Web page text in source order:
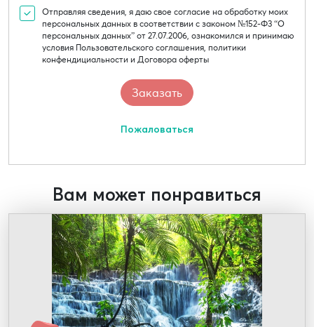
Отправляя сведения, я даю свое согласие на обработку моих
персональных данных в соответствии с законом №152-Ф3 “О
персональных данных” от 27.07.2006, ознакомился и принимаю
условия Пользовательского соглашения, политики
конфендициальности и Договора оферты
Пожаловаться
Вам может понравиться